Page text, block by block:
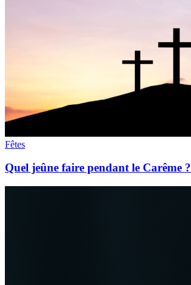
Fêtes
Quel jeûne faire pendant le Carême ?